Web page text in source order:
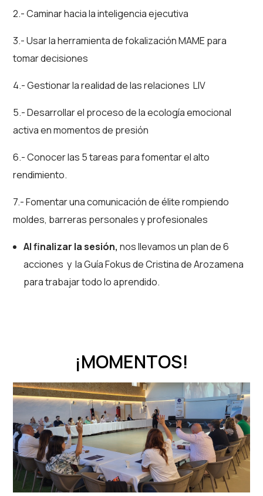
2.- Caminar hacia la inteligencia ejecutiva
3.- Usar la herramienta de fokalización MAME para
tomar decisiones
4.- Gestionar la realidad de las relaciones LIV
5.- Desarrollar el proceso de la ecología emocional
activa en momentos de presión
6.- Conocer las 5 tareas para fomentar el alto
rendimiento.
7.- Fomentar una comunicación de élite rompiendo
moldes, barreras personales y profesionales
Al finalizar la sesión, nos llevamos un plan de 6
acciones y la Guía Fokus de Cristina de Arozamena
para trabajar todo lo aprendido.
¡MOMENTOS!